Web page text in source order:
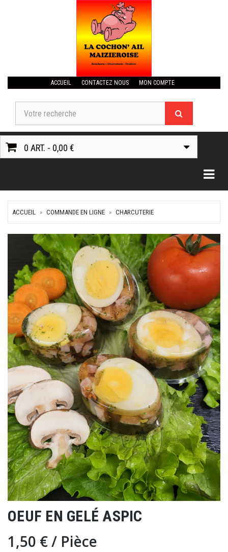
ACCUEIL CONTACTEZ NOUS MON COMPTE
0 ART. - 0,00 €
ACCUEIL COMMANDE EN LIGNE CHARCUTERIE
OEUF EN GELÉ ASPIC
1,50 €/ Pièce